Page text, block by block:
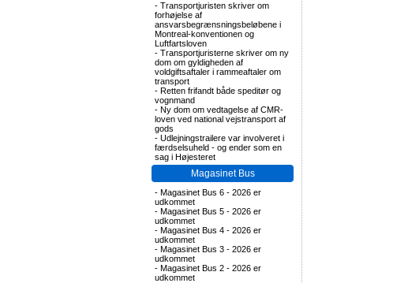
- Transportjuristen skriver om
forhøjelse af
ansvarsbegrænsningsbeløbene i
Montreal-konventionen og
Luftfartsloven
- Transportjuristerne skriver om ny
dom om gyldigheden af
voldgiftsaftaler i rammeaftaler om
transport
- Retten frifandt både speditør og
vognmand
- Ny dom om vedtagelse af CMR-
loven ved national vejstransport af
gods
- Udlejningstrailere var involveret i
færdselsuheld - og ender som en
sag i Højesteret
Magasinet Bus
- Magasinet Bus 6 - 2026 er
udkommet
- Magasinet Bus 5 - 2026 er
udkommet
- Magasinet Bus 4 - 2026 er
udkommet
- Magasinet Bus 3 - 2026 er
udkommet
- Magasinet Bus 2 - 2026 er
udkommet